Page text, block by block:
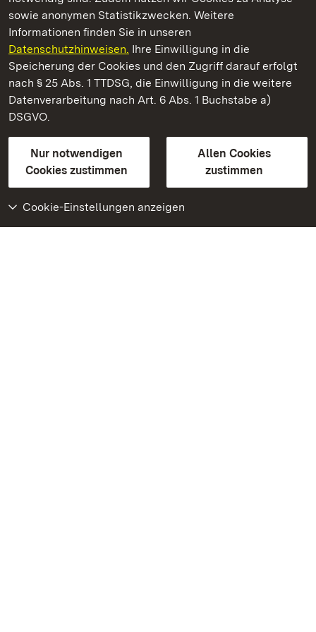
sowie anonymen Statistikzwecken. Weitere
Informationen finden Sie in unseren
Datenschutzhinweisen. Ihre Einwilligung in die
Speicherung der Cookies und den Zugriff darauf erfolgt
nach § 25 Abs. 1 TTDSG, die Einwilligung in die weitere
Datenverarbeitung nach Art. 6 Abs. 1 Buchstabe a)
DSGVO.
Nur notwendigen
Cookies zustimmen
Allen Cookies
zustimmen
Cookie-Einstellungen anzeigen
Residenzschloss Urach
Staatliche Schlösser und Gärten Baden-Württemberg
Kontakt
GebärdenspracheLeichte Sprache
Erklärung zur Barrierefreiheit
BITV-konform (geprüfte Seiten)
Weiteres